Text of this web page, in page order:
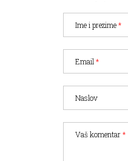
Ime i prezime*
Email *
Naslov
Vaš komentar*